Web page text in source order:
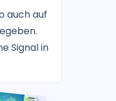
auch auf
Signal in